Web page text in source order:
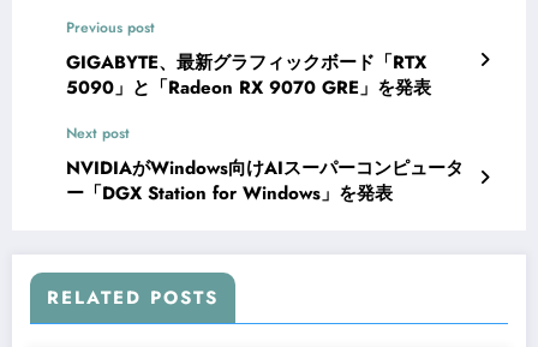
Previous post
GIGABYTE、最新グラフィックボード「RTX
5090」と「Radeon RX 9070 GRE」を発表
Next post
NVIDIAがWindows向けAIスーパーコンピュータ
ー「DGX Station for Windows」を発表
RELATED POSTS